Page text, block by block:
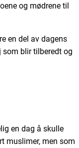
og mødrene til
en del av dagens
som blir tilberedt og
en dag å skulle
muslimer, men som